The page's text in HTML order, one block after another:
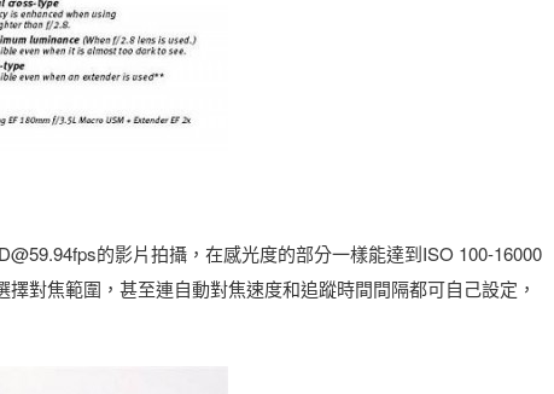
的影片拍攝，在感光度的部分一樣能達到ISO 100-16000
對焦範圍，甚至連自動對焦速度和追蹤時間間隔都可自己設定，